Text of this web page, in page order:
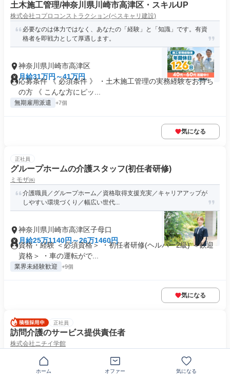
土木施工管理/神奈川県川崎市高津区・スキルUP
株式会社コプロコンストラクション(ベスキャリ建設)
必要なのは体力ではなく、あなたの「経験」と「知識」です。有資
格者を即戦力として厚遇します。
神奈川県川崎市高津区
月給31万円～41万円
応募条件 《 必須条件 》 ・土木施工管理の実務経験をお持ち
の方 《 こんな方にピッ...
無期雇用派遣 +7個
気になる
正社員
グループホームの介護スタッフ(初任者研修)
ミモザ㈱
介護職員／グループホーム／資格取得支援充実／キャリアアップが
しやすい環境づくり／幅広い世代...
神奈川県川崎市高津区子母口
月給25万1140円～26万1460円
資格・経験 ＜必須資格＞ ・初任者研修(ヘルパー2級) ＜歓迎
資格＞ ・車の運転がで...
業界未経験歓迎 +9個
気になる
正社員
訪問介護のサービス提供責任者
株式会社ニチイ学館
武蔵新城駅からすぐの事務所です。訪問介護の介護職員サービス提
供責任者スタッフを大募集してい...
ホーム オファー 気になる